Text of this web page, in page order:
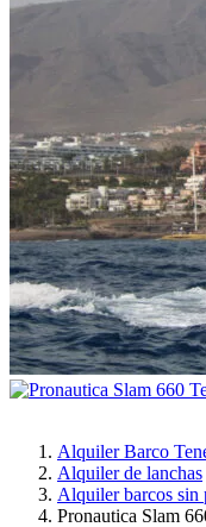
Alquiler Barco
Alquiler de lanchas
Alquiler barcos sin
Pronautica Slam